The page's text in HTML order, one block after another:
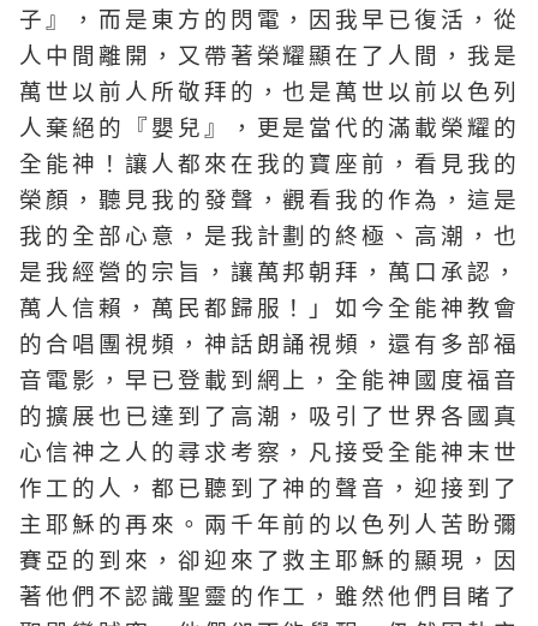
子』，而是東方的閃電，因我早已復活，從
人中間離開，又帶著榮耀顯在了人間，我是
萬世以前人所敬拜的，也是萬世以前以色列
人棄絕的『嬰兒』，更是當代的滿載榮耀的
全能神！讓人都來在我的寶座前，看見我的
榮顏，聽見我的發聲，觀看我的作為，這是
我的全部心意，是我計劃的終極、高潮，也
是我經營的宗旨，讓萬邦朝拜，萬口承認，
萬人信賴，萬民都歸服！」如今全能神教會
的合唱團視頻，神話朗誦視頻，還有多部福
音電影，早已登載到網上，全能神國度福音
的擴展也已達到了高潮，吸引了世界各國真
心信神之人的尋求考察，凡接受全能神末世
作工的人，都已聽到了神的聲音，迎接到了
主耶穌的再來。兩千年前的以色列人苦盼彌
賽亞的到來，卻迎來了救主耶穌的顯現，因
著他們不認識聖靈的作工，雖然他們目睹了